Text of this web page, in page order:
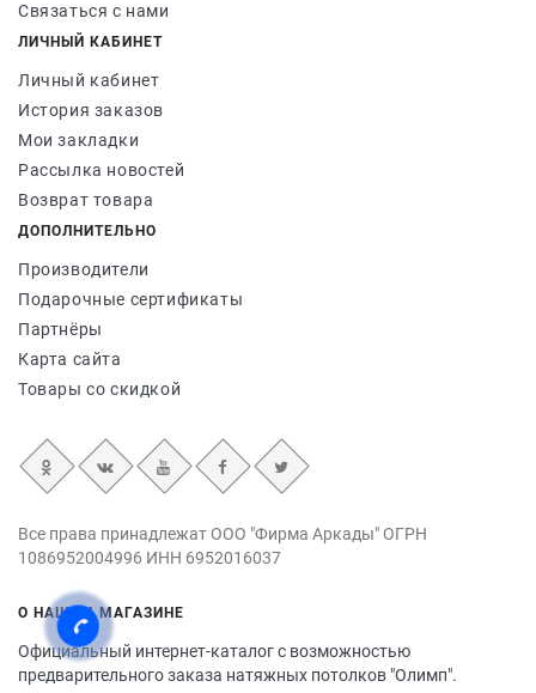
Связаться с нами
ЛИЧНЫЙ КАБИНЕТ
Личный кабинет
История заказов
Мои закладки
Рассылка новостей
Возврат товара
ДОПОЛНИТЕЛЬНО
Производители
Подарочные сертификаты
Партнёры
Карта сайта
Товары со скидкой
Все права принадлежат ООО "Фирма Аркады" ОГРН
1086952004996 ИНН 6952016037
О НАШЕМ МАГАЗИНЕ
Официальный интернет-каталог с возможностью
предварительного заказа натяжных потолков "Олимп".